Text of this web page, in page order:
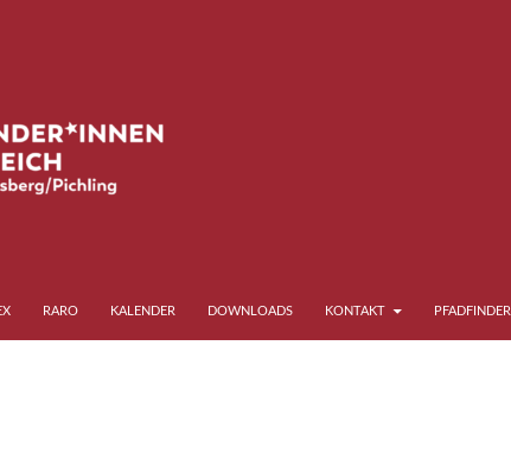
RARO KALENDER DOWNLOADS KONTAKT PFADFINDER